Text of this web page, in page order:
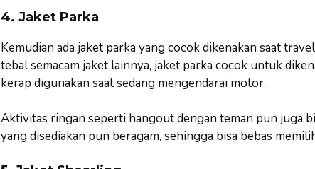
4. Jaket Parka
Kemudian ada jaket parka yang cocok dikenakan saat
tebal semacam jaket lainnya, jaket parka cocok untuk
kerap digunakan saat sedang mengendarai motor.
Aktivitas ringan seperti hangout dengan teman pun juga
yang disediakan pun beragam, sehingga bisa bebas